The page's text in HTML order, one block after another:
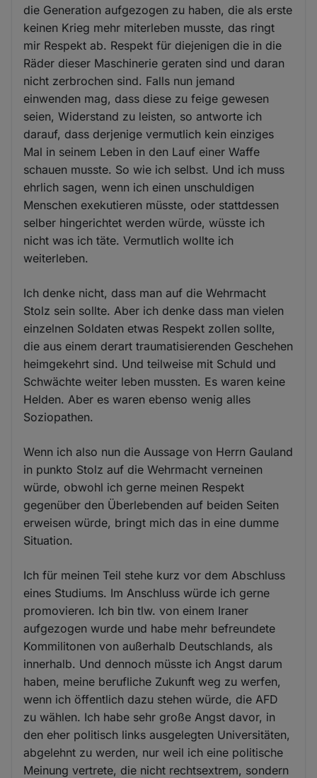
die Generation aufgezogen zu haben, die als erste
keinen Krieg mehr miterleben musste, das ringt
mir Respekt ab. Respekt für diejenigen die in die
Räder dieser Maschinerie geraten sind und daran
nicht zerbrochen sind. Falls nun jemand
einwenden mag, dass diese zu feige gewesen
seien, Widerstand zu leisten, so antworte ich
darauf, dass derjenige vermutlich kein einziges
Mal in seinem Leben in den Lauf einer Waffe
schauen musste. So wie ich selbst. Und ich muss
ehrlich sagen, wenn ich einen unschuldigen
Menschen exekutieren müsste, oder stattdessen
selber hingerichtet werden würde, wüsste ich
nicht was ich täte. Vermutlich wollte ich
weiterleben.
Ich denke nicht, dass man auf die Wehrmacht
Stolz sein sollte. Aber ich denke dass man vielen
einzelnen Soldaten etwas Respekt zollen sollte,
die aus einem derart traumatisierenden Geschehen
heimgekehrt sind. Und teilweise mit Schuld und
Schwächte weiter leben mussten. Es waren keine
Helden. Aber es waren ebenso wenig alles
Soziopathen.
Wenn ich also nun die Aussage von Herrn Gauland
in punkto Stolz auf die Wehrmacht verneinen
würde, obwohl ich gerne meinen Respekt
gegenüber den Überlebenden auf beiden Seiten
erweisen würde, bringt mich das in eine dumme
Situation.
Ich für meinen Teil stehe kurz vor dem Abschluss
eines Studiums. Im Anschluss würde ich gerne
promovieren. Ich bin tlw. von einem Iraner
aufgezogen wurde und habe mehr befreundete
Kommilitonen von außerhalb Deutschlands, als
innerhalb. Und dennoch müsste ich Angst darum
haben, meine berufliche Zukunft weg zu werfen,
wenn ich öffentlich dazu stehen würde, die AFD
zu wählen. Ich habe sehr große Angst davor, in
den eher politisch links ausgelegten Universitäten,
abgelehnt zu werden, nur weil ich eine politische
Meinung vertrete, die nicht rechtsextrem, sondern